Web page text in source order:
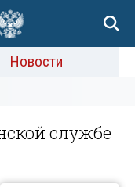
Новости
службе